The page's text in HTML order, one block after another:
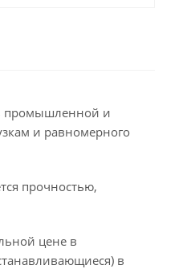
промышленной и
и равномерного
прочностью,
цене в
в